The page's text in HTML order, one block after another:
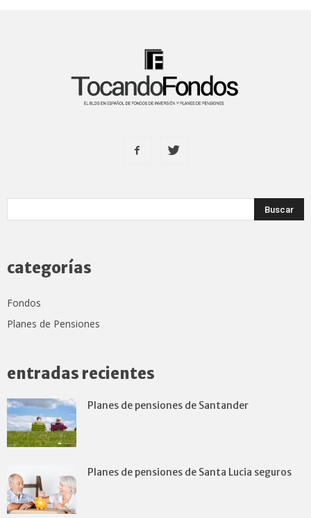
categorías
Fondos
Planes de Pensiones
entradas recientes
Planes de pensiones de Santander
Planes de pensiones de Santa Lucia seguros